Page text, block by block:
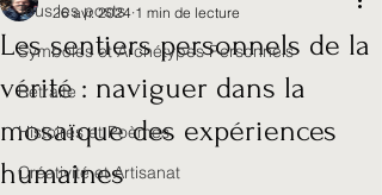
Tous les posts
Symboles et Archétypes Personnels
Retraite
Histoires et Poèmes
Créativité et Artisanat
Les sentiers personnels de la
vérité : naviguer dans la
mosaïque des expériences
humaines
26 avr. 2024 1 min de lecture